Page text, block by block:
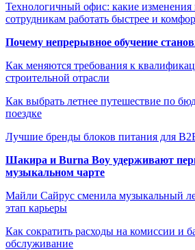
Технологичный офис: какие
сотрудникам работать быстрее и
Почему непрерывное обучение
Как меняются требования к
строительной отрасли
Как выбрать летнее путешествие по
поездке
Лучшие бренды блоков питания для
Шакира и Burna Boy удерживают
музыкальном чарте
Майли Сайрус сменила музыкальный
этап карьеры
Как сократить расходы на комиссии и
обслуживание